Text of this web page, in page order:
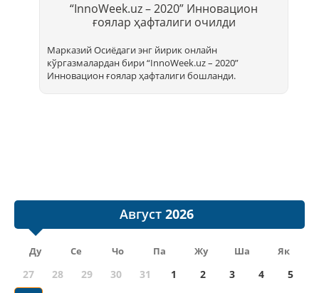
“InnoWeek.uz – 2020” Инновацион
ғоялар ҳафталиги очилди
Марказий Осиёдаги энг йирик онлайн
кўргазмалардан бири “InnoWееk.uz – 2020”
Инновацион ғоялар ҳафталиги бошланди.
Август
Ду Се Чо Па Жу Ша Як
27 28 29 30 31 1 2 3 4
5